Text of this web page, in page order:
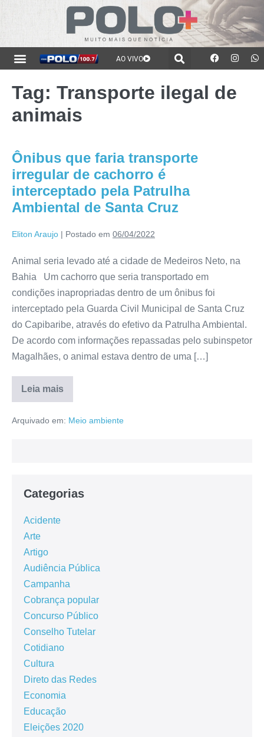
AO VIVO
Tag: Transporte ilegal de
animais
Ônibus que faria transporte
irregular de cachorro é
interceptado pela Patrulha
Ambiental de Santa Cruz
Eliton Araujo | Postado em 06/04/2022
Animal seria levado até a cidade de Medeiros Neto, na
Bahia Um cachorro que seria transportado em
condições inapropriadas dentro de um ônibus foi
interceptado pela Guarda Civil Municipal de Santa Cruz
do Capibaribe, através do efetivo da Patrulha Ambiental.
De acordo com informações repassadas pelo subinspetor
Magalhães, o animal estava dentro de uma […]
Leia mais
Arquivado em: Meio ambiente
Categorias
Acidente
Arte
Artigo
Audiência Pública
Campanha
Cobrança popular
Concurso Público
Conselho Tutelar
Cotidiano
Cultura
Direto das Redes
Economia
Educação
Eleições 2020